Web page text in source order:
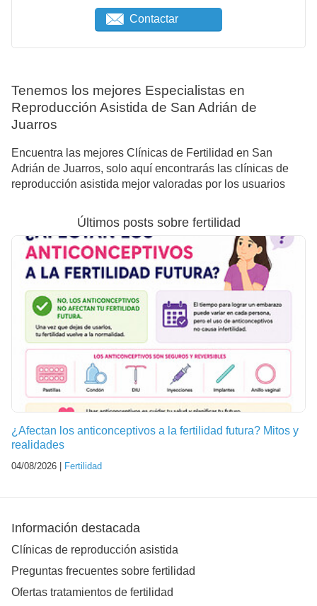
Contactar
Tenemos los mejores Especialistas en
Reproducción Asistida de San Adrián de
Juarros
Encuentra las mejores Clínicas de Fertilidad en San
Adrián de Juarros, solo aquí encontrarás las clínicas de
reproducción asistida mejor valoradas por los usuarios
Últimos posts sobre fertilidad
¿Afectan los anticonceptivos a la fertilidad futura? Mitos y
realidades
04/08/2026 | Fertilidad
Información destacada
Clínicas de reproducción asistida
Preguntas frecuentes sobre fertilidad
Ofertas tratamientos de fertilidad